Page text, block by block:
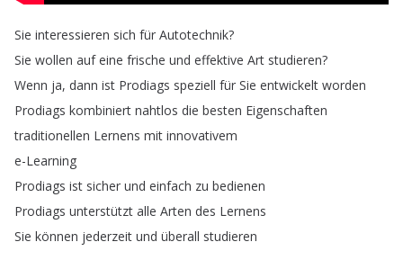
Sie interessieren sich für Autotechnik?
Sie wollen auf eine frische und effektive Art studieren?
Wenn ja, dann ist Prodiags speziell für Sie entwickelt worden
Prodiags kombiniert nahtlos die besten Eigenschaften
traditionellen Lernens mit innovativem
e-Learning
Prodiags ist sicher und einfach zu bedienen
Prodiags unterstützt alle Arten des Lernens
Sie können jederzeit und überall studieren